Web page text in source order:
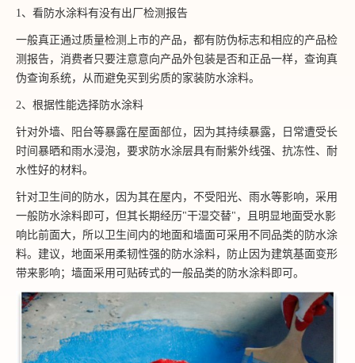
1、看防水涂料有没有出厂检测报告
一般真正通过质量检测上市的产品，都有防伪标志和相应的产品检
测报告，消费者只要注意意向产品外包装是否和正品一样，查询真
伪查询系统，从而避免买到劣质的家装防水涂料。
2、根据性能选择防水涂料
针对外墙、阳台等暴露在屋面部位，因为其持续暴露，日常遭受长
时间暴晒和雨水浸泡，要求防水涂层具有耐紫外线强、抗冻性、耐
水性好的材料。
针对卫生间的防水，因为其在屋内，不受阳光、雨水等影响，采用
一般防水涂料即可，但其长期经历"干湿交替"，且明显地面受水影
响比前面大，所以卫生间内的地面和墙面可采用不同品类的防水涂
料。建议，地面采用柔韧性强的防水涂料，防止因为建筑基面变形
带来影响；墙面采用可贴砖式的一般品类的防水涂料即可。